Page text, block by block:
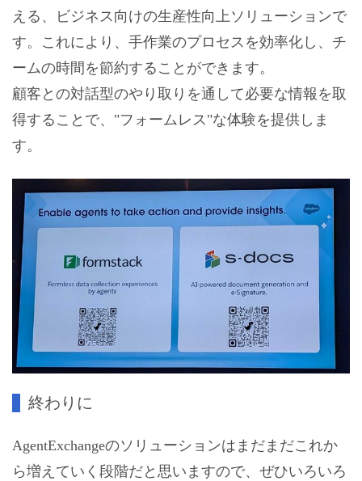
える、ビジネス向けの生産性向上ソリューションで
す。これにより、手作業のプロセスを効率化し、チ
ームの時間を節約することができます。
顧客との対話型のやり取りを通して必要な情報を取
得することで、"フォームレス"な体験を提供しま
す。
終わりに
AgentExchangeのソリューションはまだまだこれか
ら増えていく段階だと思いますので、ぜひいろいろ